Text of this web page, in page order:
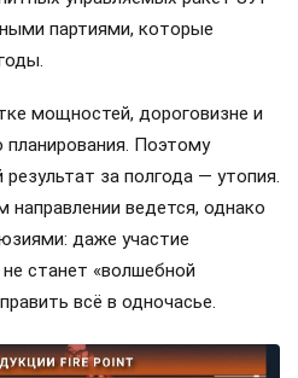
партиями, которые
мощностей, дороговизне и
Поэтому
за полгода — утопия.
направлении ведется, однако
даже участие
станет «волшебной
всё в одночасье.